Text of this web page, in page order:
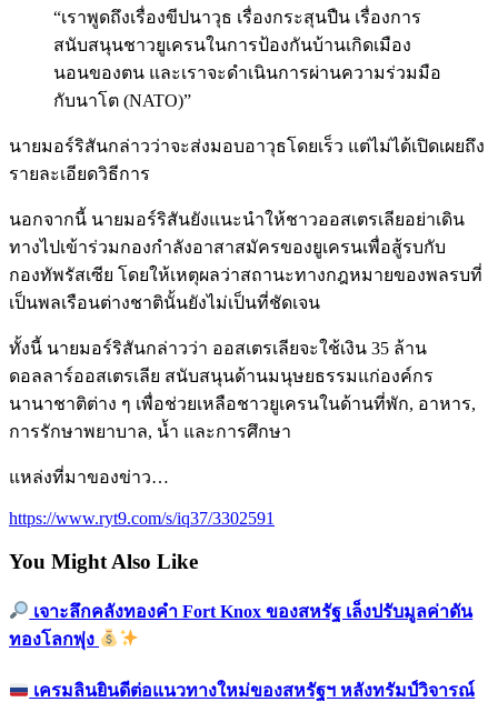
“เราพูดถึงเรื่องขีปนาวุธ เรื่องกระสุนปืน เรื่องการ
สนับสนุนชาวยูเครนในการป้องกันบ้านเกิดเมือง
นอนของตน และเราจะดำเนินการผ่านความร่วมมือ
กับนาโต (NATO)”
นายมอร์ริสันกล่าวว่าจะส่งมอบอาวุธโดยเร็ว แต่ไม่ได้เปิดเผยถึง
รายละเอียดวิธีการ
นอกจากนี้ นายมอร์ริสันยังแนะนำให้ชาวออสเตรเลียอย่าเดิน
ทางไปเข้าร่วมกองกำลังอาสาสมัครของยูเครนเพื่อสู้รบกับ
กองทัพรัสเซีย โดยให้เหตุผลว่าสถานะทางกฎหมายของพลรบที่
เป็นพลเรือนต่างชาตินั้นยังไม่เป็นที่ชัดเจน
ทั้งนี้ นายมอร์ริสันกล่าวว่า ออสเตรเลียจะใช้เงิน 35 ล้าน
ดอลลาร์ออสเตรเลีย สนับสนุนด้านมนุษยธรรมแก่องค์กร
นานาชาติต่าง ๆ เพื่อช่วยเหลือชาวยูเครนในด้านที่พัก, อาหาร,
การรักษาพยาบาล, น้ำ และการศึกษา
แหล่งที่มาของข่าว…
https://www.ryt9.com/s/iq37/3302591
You Might Also Like
เจาะลึกคลังทองคำ Fort Knox ของสหรัฐ เล็งปรับมูลค่าดัน
ทองโลกพุ่ง
เครมลินยินดีต่อแนวทางใหม่ของสหรัฐฯ หลังทรัมป์วิจารณ์